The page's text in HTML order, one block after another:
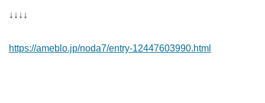
↓↓↓↓
https://ameblo.jp/noda7/entry-12447603990.html